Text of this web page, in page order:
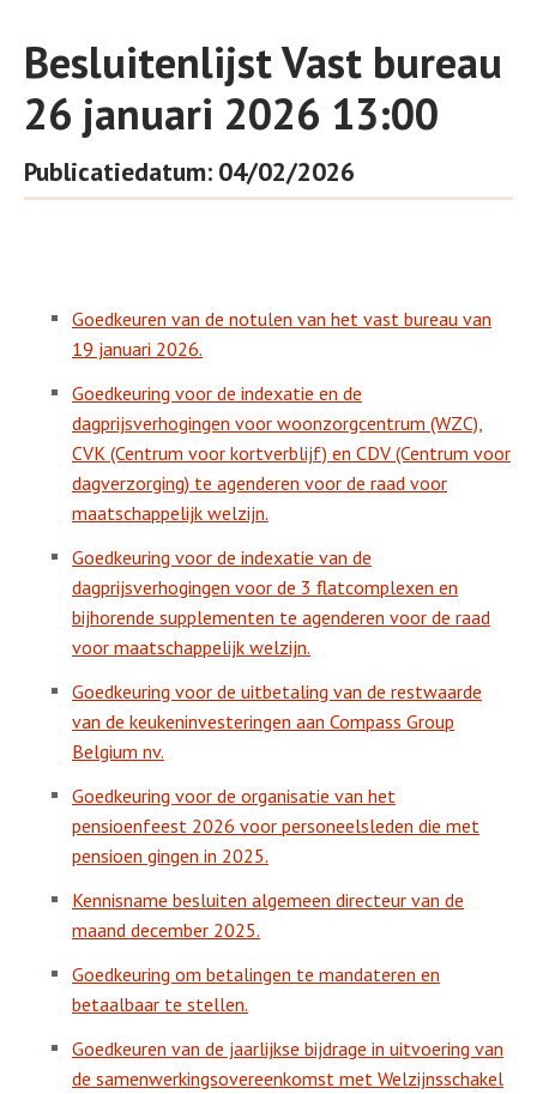
Besluitenlijst Vast bureau
26 januari 2026 13:00
Publicatiedatum: 04/02/2026
Goedkeuren van de notulen van het vast bureau van
19 januari 2026.
Goedkeuring voor de indexatie en de
dagprijsverhogingen voor woonzorgcentrum (WZC),
CVK (Centrum voor kortverblijf) en CDV (Centrum voor
dagverzorging) te agenderen voor de raad voor
maatschappelijk welzijn.
Goedkeuring voor de indexatie van de
dagprijsverhogingen voor de 3 flatcomplexen en
bijhorende supplementen te agenderen voor de raad
voor maatschappelijk welzijn.
Goedkeuring voor de uitbetaling van de restwaarde
van de keukeninvesteringen aan Compass Group
Belgium nv.
Goedkeuring voor de organisatie van het
pensioenfeest 2026 voor personeelsleden die met
pensioen gingen in 2025.
Kennisname besluiten algemeen directeur van de
maand december 2025.
Goedkeuring om betalingen te mandateren en
betaalbaar te stellen.
Goedkeuren van de jaarlijkse bijdrage in uitvoering van
de samenwerkingsovereenkomst met Welzijnsschakel